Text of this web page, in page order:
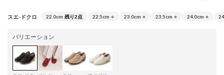
スエ-ドクロ 22.0cm 残り2点 22.5cm ○ 23.0cm ○ 23.5cm ○ 24.0cm ○
バリエーション